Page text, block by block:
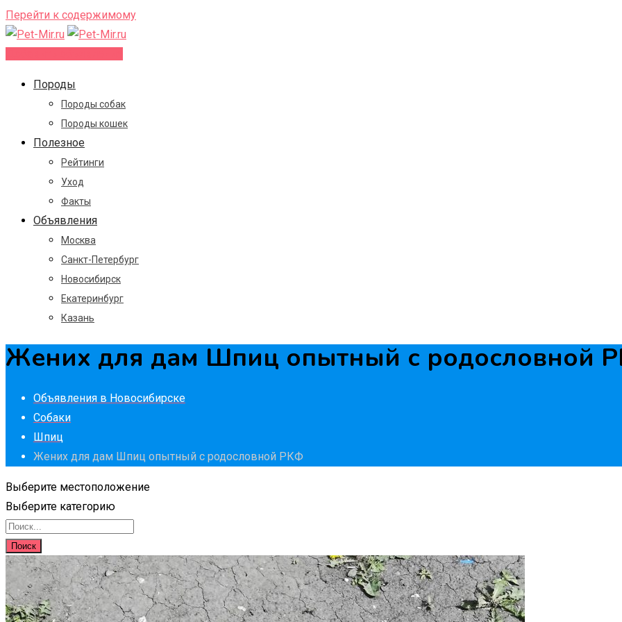
Перейти к содержимому
Породы
Породы собак
Породы кошек
Полезное
Рейтинги
Уход
Факты
Объявления
Москва
Санкт-Петербург
Новосибирск
Екатеринбург
Казань
Жених для дам Шпиц опытный с родословной
Объявления в Новосибирске
Собаки
Шпиц
Жених для дам Шпиц опытный с родословной РКФ
Выберите местоположение
Выберите категорию
Поиск